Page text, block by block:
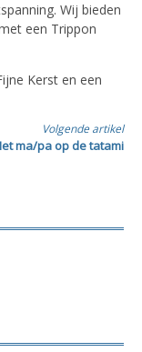
Wij bieden
een Trippon
Kerst en een
Volgende artikel
ma/pa op de tatami